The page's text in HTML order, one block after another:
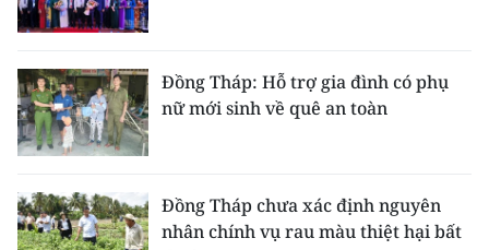
Đồng Tháp: Hỗ trợ gia đình có phụ
nữ mới sinh về quê an toàn
Đồng Tháp chưa xác định nguyên
nhân chính vụ rau màu thiệt hại bất